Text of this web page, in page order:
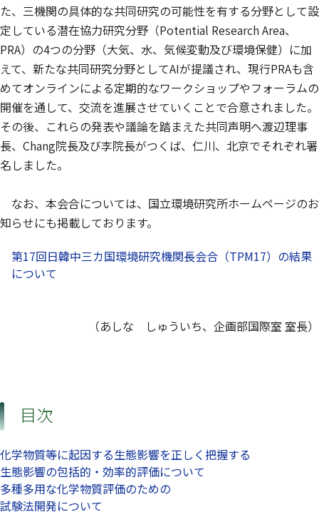
た、三機関の具体的な共同研究の可能性を有する分野として設
定している潜在協力研究分野（Potential Research Area、
PRA）の4つの分野（大気、水、気候変動及び環境保健）に加
えて、新たな共同研究分野としてAIが提議され、現行PRAも含
めてオンラインによる定期的なワークショップやフォーラムの
開催を通して、交流を進展させていくことで合意されました。
その後、これらの発表や議論を踏まえた共同声明へ渡辺理事
長、Chang院長及び李院長がつくば、仁川、北京でそれぞれ署
名しました。
なお、本会合については、国立環境研究所ホームページのお
知らせにも掲載しております。
第17回日韓中三カ国環境研究機関長会合（TPM17）の結果
について
（あしな しゅういち、企画部国際室 室長）
目次
化学物質等に起因する生態影響を正しく把握する
生態影響の包括的・効率的評価について
多種多用な化学物質評価のための
試験法開発について